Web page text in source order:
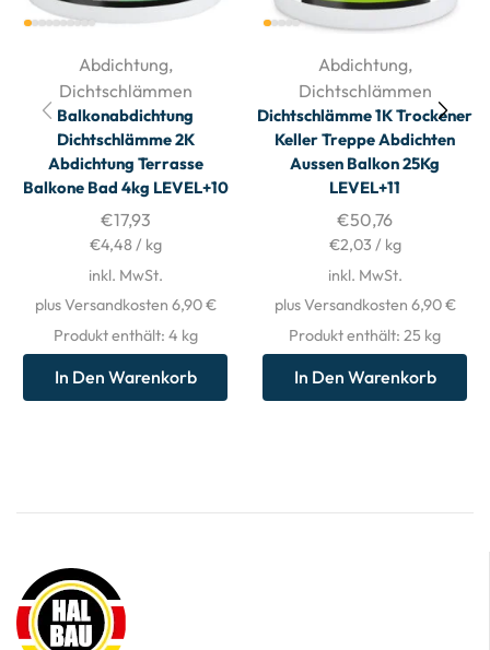
Abdichtung,
Dichtschlämmen
Balkonabdichtung
Dichtschlämme 2K
Abdichtung Terrasse
Balkone Bad 4kg LEVEL+10
€17,93
€4,48/ kg
inkl. MwSt.
plus Versandkosten 6,90 €
Produkt enthält: 4 kg
In Den Warenkorb
Abdichtung,
Dichtschlämmen
Dichtschlämme 1K Trockener
Keller Treppe Abdichten
Aussen Balkon 25Kg
LEVEL+11
€50,76
€2,03 / kg
inkl. MwSt.
plus Versandkosten 6,90 €
Produkt enthält: 25 kg
In Den Warenkorb